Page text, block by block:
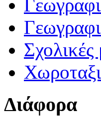
Σχολικές
Διάφορα